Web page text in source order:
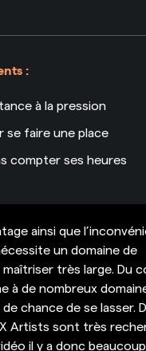
:
à la pression
se faire une place
compter ses heures
ainsi que
un domaine de
très large. Du
à de nombreux
chance de se lasser.
Artists sont très
il y a donc